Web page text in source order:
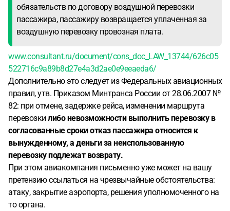
обязательств по договору воздушной перевозки
пассажира, пассажиру возвращается уплаченная за
воздушную перевозку провозная плата.
www.consultant.ru/document/cons_doc_LAW_13744/626c05
522716c9a89b8d27e4a3d2ae0e9eeaeda6/
Дополнительно это следует из Федеральных авиационных
правил, утв. Приказом Минтранса России от 28.06.2007 №
82: при отмене, задержке рейса, изменении маршрута
перевозки либо невозможности выполнить перевозку в
согласованные сроки отказ пассажира относится к
вынужденному, а деньги за неиспользованную
перевозку подлежат возврату.
При этом авиакомпания письменно уже может на вашу
претензию ссылаться на чрезвычайные обстоятельства:
атаку, закрытие аэропорта, решения уполномоченного на
то органа.